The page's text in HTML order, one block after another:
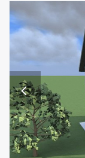
Previous